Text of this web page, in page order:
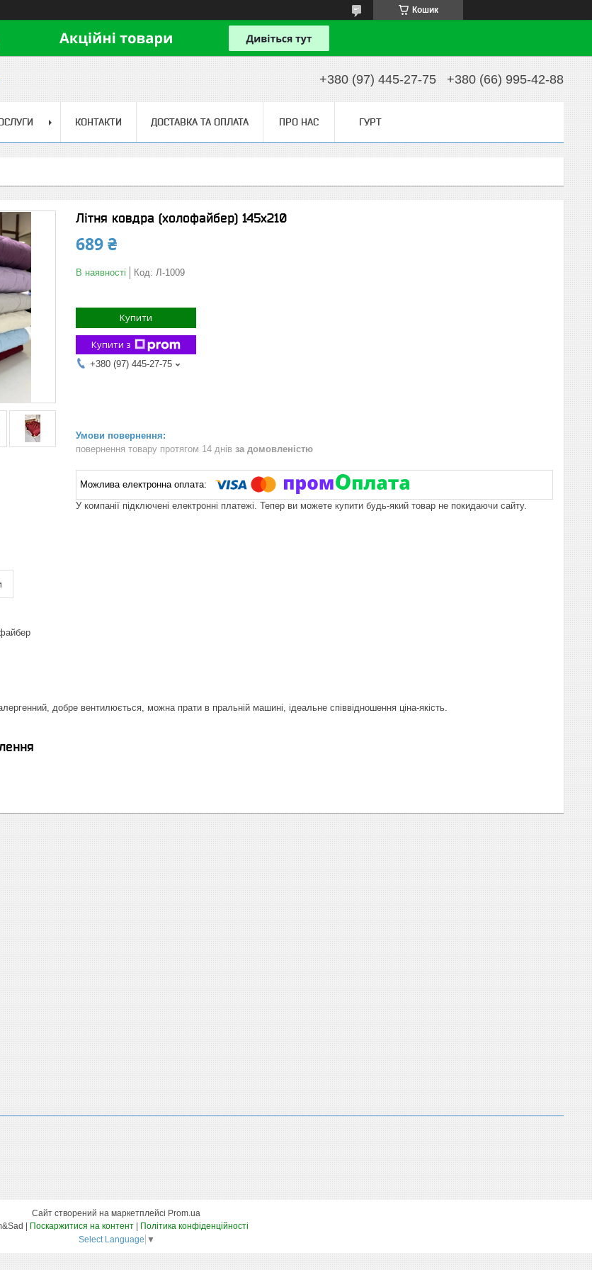
Кошик
+380 (97) 445-27-75 +380 (66) 995-42-88
КОНТАКТИ ДОСТАВКА ТА ОПЛАТА ПРО НАС ГУРТ
Літня ковдра (холофайбер) 145х210
689 ₴
В наявності Код: Л-1009
Купити
Купити з
+380 (97) 445-27-75
повернення товару протягом 14 днів за домовленістю
У компанії підключені електронні платежі. Тепер ви можете купити будь-який товар не покидаючи сайту.
добре вентилюється, можна прати в пральній машині, ідеальне співвідношення ціна-якість.
Сайт створений на маркетплейсі Prom.ua
Поскаржитися на контент
Політика конфіденційності
Select Language ▼